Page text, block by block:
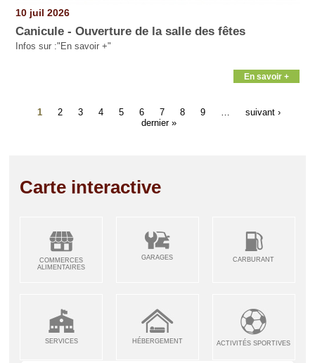
10 juil 2026
Canicule - Ouverture de la salle des fêtes
Infos sur :"En savoir +"
En savoir +
1 2 3 4 5 6 7 8 9
suivant ›
dernier »
Carte interactive
COMMERCES
ALIMENTAIRES
GARAGES CARBURANT
SERVICES HÉBERGEMENT ACTIVITÉS SPORTIVES